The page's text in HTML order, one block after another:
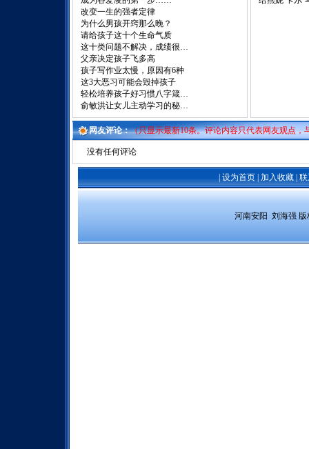
改变一生的强者定律
为什么男孩开窍那么晚？
请给孩子这十个生命气质
这十类问题不解决，成绩很…
父亲决定孩子飞多高
孩子写作业太慢，原因有6种
这3大恶习可能会毁掉孩子
轻松培养孩子好习惯八字箴…
俞敏洪让女儿主动学习的秘…
网友评论：（只显示最新10条。评论内容只代表网友观点，
没有任何评论
设为首页 加入收藏
河南安阳  刘海强 版